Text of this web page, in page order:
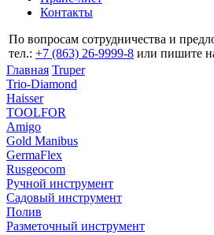
Контакты
По вопросам сотрудничества и
тел.: +7 (863) 26‐9999‐8 или пишите
Главная Truper
Trio-Diamond
Haisser
TOOLFOR
Amigo
Gold Manibus
GermaFlex
Rusgeocom
Ручной инструмент
Садовый инструмент
Полив
Разметочный инструмент